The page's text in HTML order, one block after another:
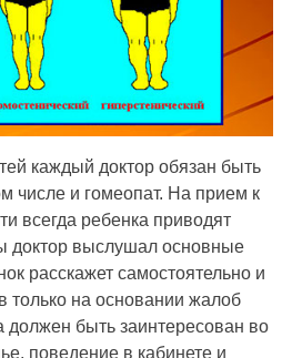
каждый доктор обязан быть
числе и гомеопат. На прием к
всегда ребенка приводят
доктор выслушал основные
расскажет самостоятельно и
только на основании жалоб
должен быть заинтересован во
поведение в кабинете и